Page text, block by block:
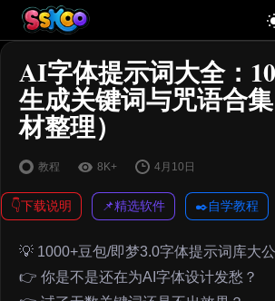
AI字体提示词大全：
生成关键词与咒语合
材整理）
教程 8K+ 4月10日
👇下载说明 📌精选软件 ✒️自学教程
💡 1000+豆包/即梦3.0字体提示词库大
👉 你是不是还在为AI字体设计发愁？